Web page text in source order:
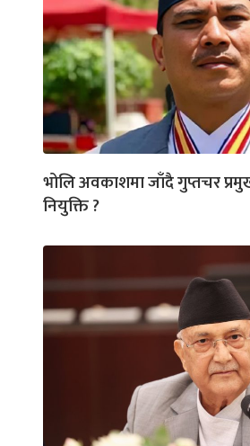
भोलि अवकाशमा जाँदै गुप्तचर
नियुक्ति ?